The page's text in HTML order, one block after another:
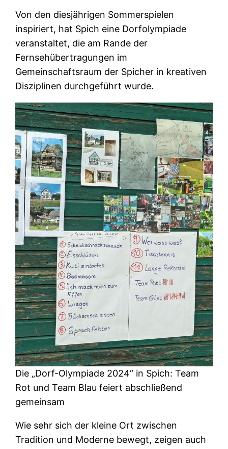
Von den diesjährigen Sommerspielen
inspiriert, hat Spich eine Dorfolympiade
veranstaltet, die am Rande der
Fernsehübertragungen im
Gemeinschaftsraum der Spicher in kreativen
Disziplinen durchgeführt wurde.
Die „Dorf-Olympiade 2024“ in Spich: Team
Rot und Team Blau feiert abschließend
gemeinsam
Wie sehr sich der kleine Ort zwischen
Tradition und Moderne bewegt, zeigen auch